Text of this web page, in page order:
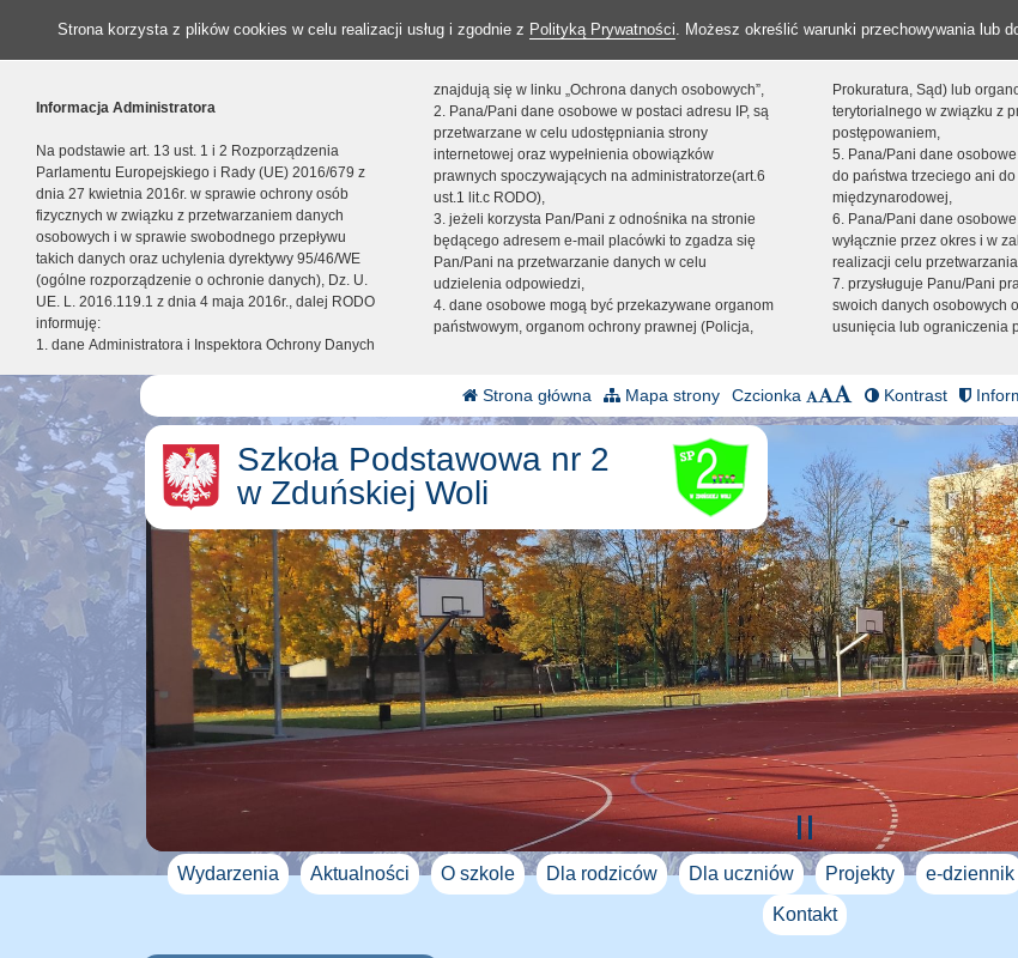
Strona korzysta z plików cookies w celu realizacji usług i zgodnie z Polityką Prywatności. Możesz określić warunki przechowywania lub
Informacja Administratora
Na podstawie art. 13 ust. 1 i 2 Rozporządzenia
Parlamentu Europejskiego i Rady (UE) 2016/679 z
dnia 27 kwietnia 2016r. w sprawie ochrony osób
fizycznych w związku z przetwarzaniem danych
osobowych i w sprawie swobodnego przepływu
takich danych oraz uchylenia dyrektywy 95/46/WE
(ogólne rozporządzenie o ochronie danych), Dz. U.
UE. L. 2016.119.1 z dnia 4 maja 2016r., dalej RODO
informuję:
1. dane Administratora i Inspektora Ochrony Danych
znajdują się w linku „Ochrona danych osobowych”,
2. Pana/Pani dane osobowe w postaci adresu IP, są
przetwarzane w celu udostępniania strony
internetowej oraz wypełnienia obowiązków
prawnych spoczywających na administratorze(art.6
ust.1 lit.c RODO),
3. jeżeli korzysta Pan/Pani z odnośnika na stronie
będącego adresem e-mail placówki to zgadza się
Pan/Pani na przetwarzanie danych w celu
udzielenia odpowiedzi,
4. dane osobowe mogą być przekazywane organom
państwowym, organom ochrony prawnej (Policja,
Prokuratura, Sąd) lub
terytorialnego w związku z
postępowaniem,
5. Pana/Pani dane
do państwa trzeciego ani
międzynarodowej,
6. Pana/Pani dane
wyłącznie przez okres i w
realizacji celu
7. przysługuje Panu/Pani
swoich danych osobowych
usunięcia lub ograniczenia
Strona główna Mapa strony Czcionka Kontrast
Szkoła Podstawowa nr 2
w Zduńskiej Woli
Wydarzenia Aktualności O szkole Dla rodziców Dla uczniów Projekty e-dziennik
Kontakt